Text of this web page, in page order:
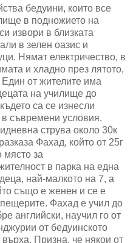
бедуини, които все
в подножието на
извори в близката
в зелен оазис и
Нямат електричество, в
и хладно през лятото,
Един от жителите има
на училище до
са се изнесли
съвремени условия.
струва около 30к
Фахад, който от 25г
място за
в парка на една
най-малкото на 7, а
също е женен и се е
Фахад е учил до
английски, научил го от
от бедуинското
Призна, че някои от